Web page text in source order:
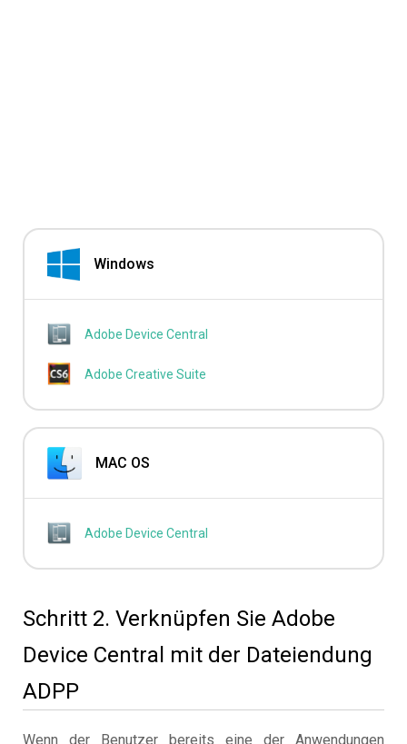
Windows
Adobe Device Central
Adobe Creative Suite
MAC OS
Adobe Device Central
Schritt 2. Verknüpfen Sie Adobe
Device Central mit der Dateiendung
ADPP
Wenn der Benutzer bereits eine der Anwendungen